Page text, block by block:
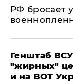
РФ бросает
Генштаб
"жирных"
и на ВОТ